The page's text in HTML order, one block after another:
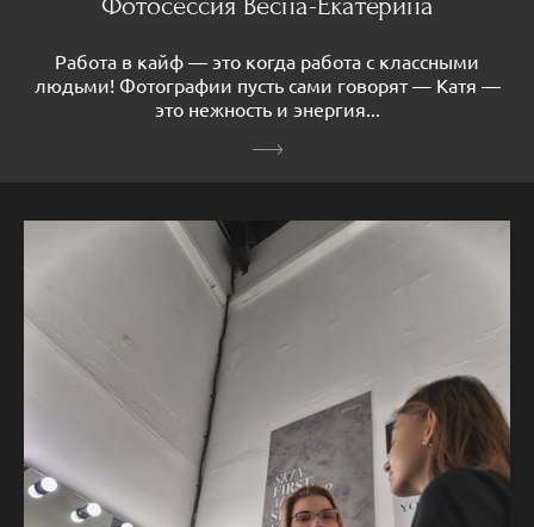
Фотосессия Весна-Екатерина
Работа в кайф — это когда работа с классными
людьми! Фотографии пусть сами говорят — Катя —
это нежность и энергия...